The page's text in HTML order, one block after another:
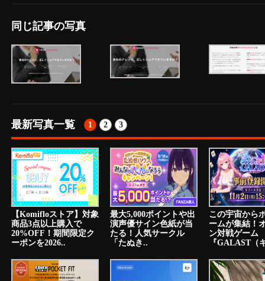
同じ記事の写真
最新写真一覧 1 2 3
【Komifloストア】対象
商品3点以上購入で
20%OFF！期間限定ク
ーポンを2026..
最大5,000ポイントや出
演声優サイン色紙が当
たる！人気サークル
「たぬき..
この宇宙から
ームが集結！
ン対戦ゲーム
『GALAST（